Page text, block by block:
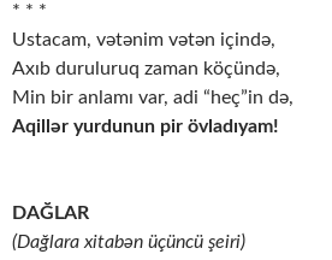
* * *
Ustacam, vətənim vətən içində,
Axıb duruluruq zaman köçündə,
Min bir anlamı var, adi “heç”in də,
Aqillər yurdunun pir övladıyam!
DAĞLAR
(Dağlara xitabən üçüncü şeiri)